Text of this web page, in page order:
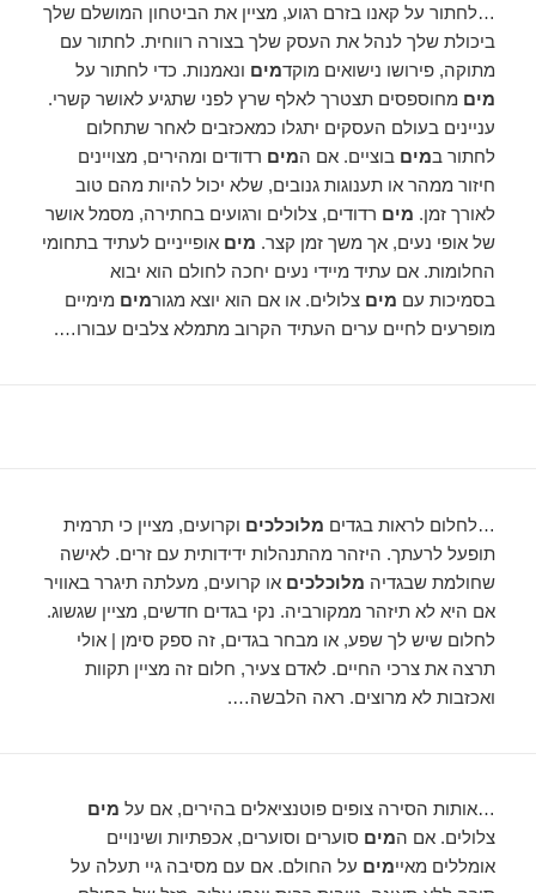
…לחתור על קאנו בזרם רגוע, מציין את הביטחון המושלם שלך
ביכולת שלך לנהל את העסק שלך בצורה רווחית. לחתור עם
מתוקה, פירושו נישואים מוקדמים ונאמנות. כדי לחתור על
מים מחוספסים תצטרך לאלף שרץ לפני שתגיע לאושר קשרי.
עניינים בעולם העסקים יתגלו כמאכזבים לאחר שתחלום
לחתור במים בוציים. אם המים רדודים ומהירים, מצויינים
חיזור ממהר או תענוגות גנובים, שלא יכול להיות מהם טוב
לאורך זמן. מים רדודים, צלולים ורגועים בחתירה, מסמל אושר
של אופי נעים, אך משך זמן קצר. מים אופייניים לעתיד בתחומי
החלומות. אם עתיד מיידי נעים יחכה לחולם הוא יבוא
בסמיכות עם מים צלולים. או אם הוא יוצא מגורמים מימיים
מופרעים לחיים ערים העתיד הקרוב מתמלא צלבים עבורו….
…לחלום לראות בגדים מלוכלכים וקרועים, מציין כי תרמית
תופעל לרעתך. היזהר מהתנהלות ידידותית עם זרים. לאישה
שחולמת שבגדיה מלוכלכים או קרועים, מעלתה תיגרר באוויר
אם היא לא תיזהר ממקורביה. נקי בגדים חדשים, מציין שגשוג.
לחלום שיש לך שפע, או מבחר בגדים, זה ספק סימן | אולי
תרצה את צרכי החיים. לאדם צעיר, חלום זה מציין תקוות
ואכזבות לא מרוצים. ראה הלבשה….
…אותות הסירה צופים פוטנציאלים בהירים, אם על מים
צלולים. אם המים סוערים וסוערים, אכפתיות ושינויים
אומללים מאיימים על החולם. אם עם מסיבה גיי תעלה על